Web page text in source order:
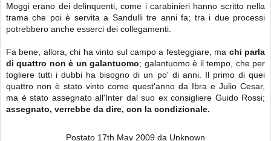
Moggi erano dei delinquenti, come i carabinieri hanno scritto nella
trama che poi è servita a Sandulli tre anni fa; tra i due processi
potrebbero anche esserci dei collegamenti.
Fa bene, allora, chi ha vinto sul campo a festeggiare, ma chi parla
di quattro non è un galantuomo; galantuomo è il tempo, che per
togliere tutti i dubbi ha bisogno di un po' di anni. Il primo di quei
quattro non è stato vinto come quest'anno da Ibra e Julio Cesar,
ma è stato assegnato all'Inter dal suo ex consigliere Guido Rossi;
assegnato, verrebbe da dire, con la condizionale.
Postato 17th May 2009 da Unknown